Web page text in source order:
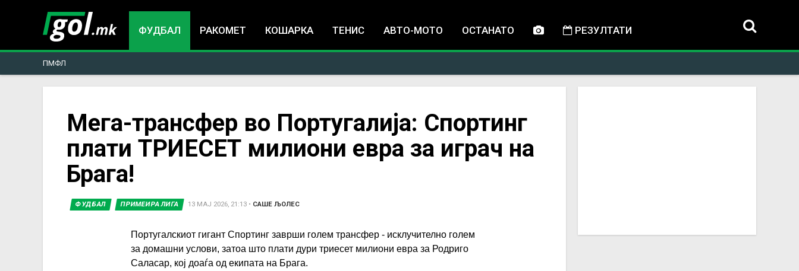
ФУДБАЛ РАКОМЕТ КОШАРКА ТЕНИС АВТО-МОТО ОСТАНАТО РЕЗУЛТАТИ
ПМФЛ
Мега-трансфер во Португалија: Спортинг
плати ТРИЕСЕТ милиони евра за играч на
Брага!
ФУДБАЛ ПРИМЕИРА ЛИГА 13 МАЈ 2026, 21:13 • САШЕ ЉОЛЕС
Португалскиот гигант Спортинг заврши голем трансфер - исклучително голем
за домашни услови, затоа што плати дури триесет милиони евра за Родриго
Саласар, кој доаѓа од екипата на Брага.